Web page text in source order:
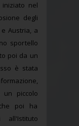
nel
degli
Austria, a
sportello
poi da un
è stata
un piccolo
poi ha
all'Istituto